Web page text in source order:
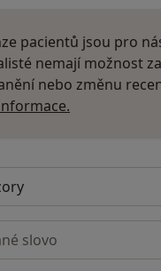
pacientů jsou pro
nemají možnost
nebo změnu